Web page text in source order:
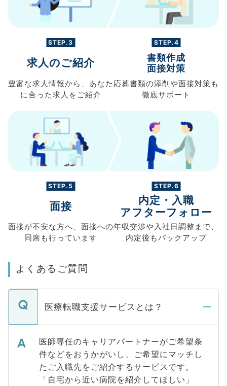
STEP.3
求人のご紹介
豊富な求人情報から、 あなた
に合った求人を ご紹介
STEP.4
書類作成
面接対策
応募書類の添削や面接対策も
徹底サポート
STEP.5
面接
面接が不安な方へ、 面接への
同席も行っています
STEP.6
内定・入職
アフターフォロー
年収交渉や入社日調整まで、
内定後もバックアップ
よくあるご質問
医療転職支援サービスとは？
医師専任のキャリアパートナーがご希望条
件などをおうかがいし、ご希望にマッチし
たご入職先をご紹介するサービスです。
「自宅から近い病院を紹介してほしい」